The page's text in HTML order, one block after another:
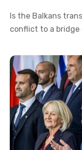
Is the Balkans
conflict to a bridge